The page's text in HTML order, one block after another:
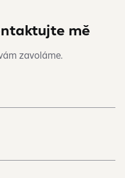
mě
zavoláme.